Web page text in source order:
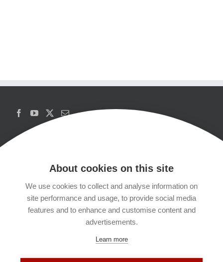
Copyrights
Datenschutzerklärung
Kontakt
About cookies on this site
We use cookies to collect and analyse information on
site performance and usage, to provide social media
features and to enhance and customise content and
advertisements.
Learn more